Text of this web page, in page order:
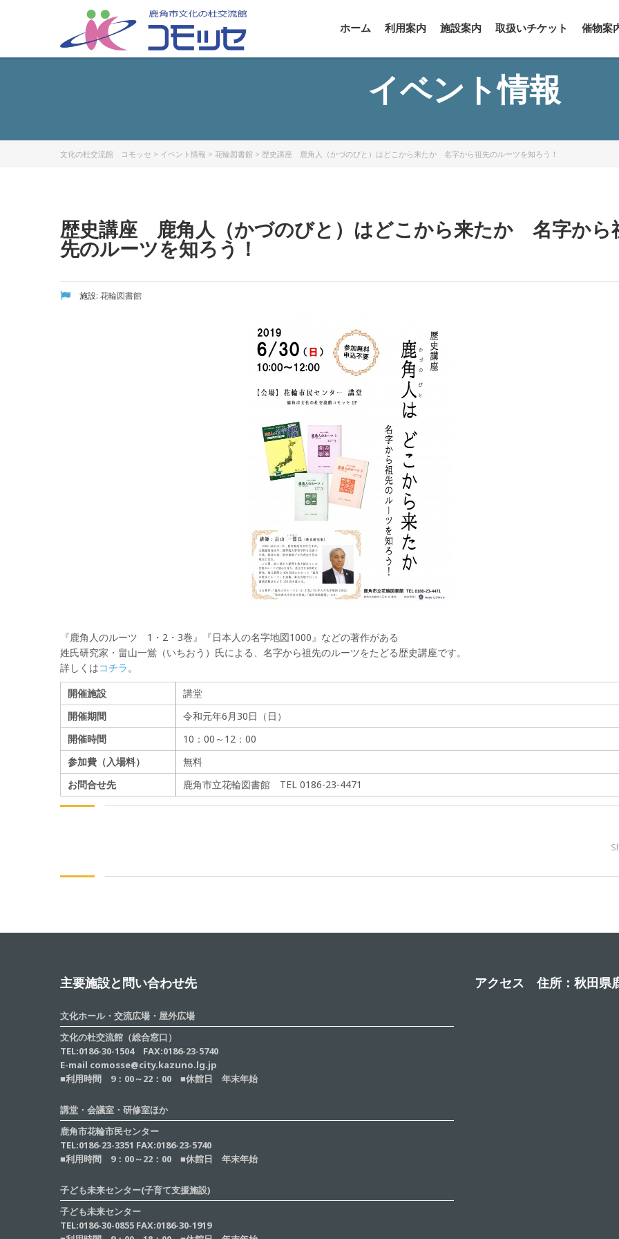
ホーム 利用案内 施設案内 取扱いチケット 催物案
イベント情報
文化の杜交流館 コモッセ > イベント情報 > 花輪図書館 > 歴史講座 鹿角人（かづのびと）はどこから来たか 名字から祖先のルーツを知ろう！
歴史講座 鹿角人（かづのびと）はどこから来たか 名字から
先のルーツを知ろう！
施設: 花輪図書館
『鹿角人のルーツ 1・2・3巻』『日本人の名字地図1000』などの著作がある
姓氏研究家・畠山一鴬（いちおう）氏による、名字から祖先のルーツをたどる歴史講座です。
詳しくはコチラ 。
開催施設
講堂
開催期間
令和元年6月30日（日）
開催時間
10：00～12：00
参加費（入場料）
無料
お問合せ先
鹿角市立花輪図書館 TEL 0186-23-4471
主要施設と問い合わせ先
文化ホール・交流広場・屋外広場
文化の杜交流館（総合窓口）
TEL:0186-30-1504 FAX:0186-23-5740
E-mail comosse@city.kazuno.lg.jp
■利用時間 9：00～22：00 ■休館日 年末年始
講堂・会議室・研修室ほか
鹿角市花輪市民センター
TEL:0186-23-3351 FAX:0186-23-5740
■利用時間 9：00～22：00 ■休館日 年末年始
子ども未来センター(子育て支援施設)
子ども未来センター
TEL:0186-30-0855 FAX:0186-30-1919
アクセス 住所：秋田県